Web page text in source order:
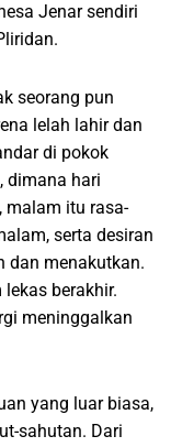
Jenar sendiri
seorang pun
lelah lahir dan
di pokok
dimana hari
malam itu rasa-
serta desiran
dan menakutkan.
berakhir.
meninggalkan
yang luar biasa,
sahutan. Dari